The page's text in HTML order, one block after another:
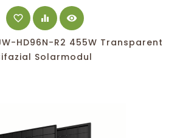
favorite_border equalizer visibility
HD96N-R2 455W Transparent
Solarmodul